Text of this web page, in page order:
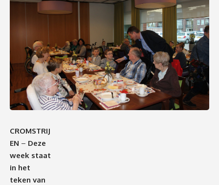
CROMSTRIJ
EN – Deze
week staat
in het
teken van